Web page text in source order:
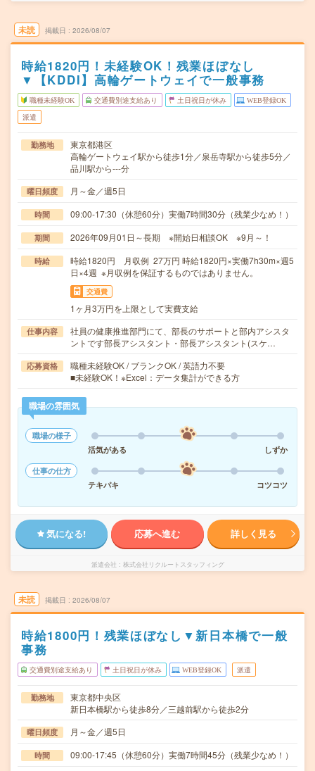
未読 掲載日 2026/08/07
時給1820円！未経験OK！残業ほぼなし
▼【KDDI】高輪ゲートウェイで一般事務
職種未経験OK 交通費別途支給あり 土日祝日が休み WEB登録OK
派遣
勤務地
東京都港区
高輪ゲートウェイ駅から徒歩1分／泉岳寺駅から徒歩5分／
品川駅から---分
曜日頻度 月～金／週5日
時間 09:00-17:30（休憩60分）実働7時間30分（残業少なめ！）
期間 2026年09月01日～長期 ※開始日相談OK ※9月～！
時給
時給1820円 月収例 27万円 時給1820円×実働7h30m×週5
日×4週 ※月収例を保証するものではありません。
交通費
1ヶ月3万円を上限として実費支給
仕事内容
社員の健康推進部門にて、部長のサポートと部内アシスタ
ントです部長アシスタント・部長アシスタント(スケ…
応募資格
職種未経験OK / ブランクOK / 英語力不要
■未経験OK！※Excel：データ集計ができる方
職場の雰囲気
職場の様子
活気がある
しずか
仕事の仕方
テキパキ
コツコツ
気になる! 応募へ進む 詳しく見る
派遣会社 株式会社リクルートスタッフィング
未読 掲載日 2026/08/07
時給1800円！残業ほぼなし▼新日本橋で一般
事務
交通費別途支給あり 土日祝日が休み WEB登録OK 派遣
勤務地
東京都中央区
新日本橋駅から徒歩8分／三越前駅から徒歩2分
曜日頻度 月～金／週5日
時間 09:00-17:45（休憩60分）実働7時間45分（残業少なめ！）